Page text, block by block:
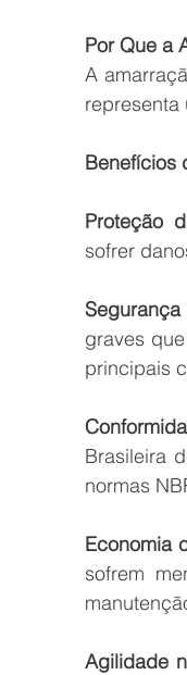
Por Que a
A
Benefícios
Proteção
sofrer
graves
principais
Brasileira
normas
Economia
sofrem
Agilidade